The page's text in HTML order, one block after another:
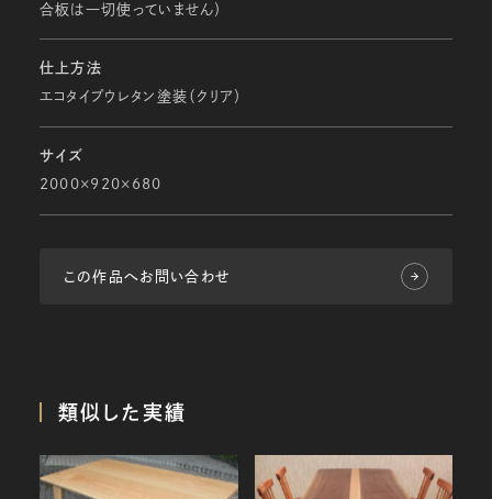
合板は一切使っていません）
仕上方法
エコタイプウレタン塗装（クリア）
サイズ
2000×920×680
この作品へお問い合わせ
類似した実績